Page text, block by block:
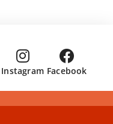
Facebook
Instagram